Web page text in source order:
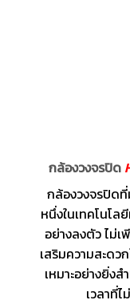
กล้องวงจรปิด
กล้องวงจรปิด
หนึ่งในเทคโนโ
อย่างลงตัว ไม่
เสริมความสะดว
เหมาะอย่างยิ่ง
เวลาที่